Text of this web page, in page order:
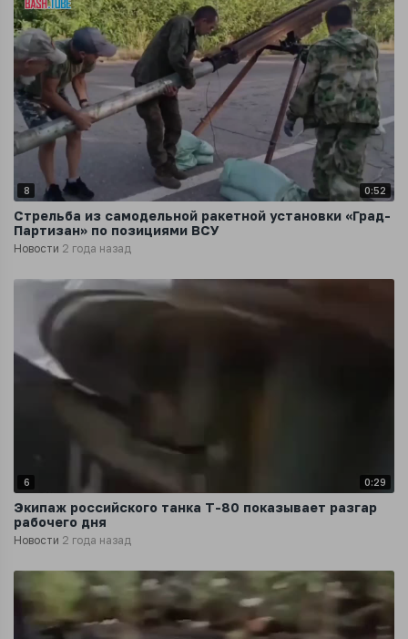
8 0:52
Стрельба из самодельной ракетной установки «Град-
Партизан» по позициями ВСУ
Новости 2 года назад
6 0:29
Экипаж российского танка Т-80 показывает разгар
рабочего дня
Новости 2 года назад